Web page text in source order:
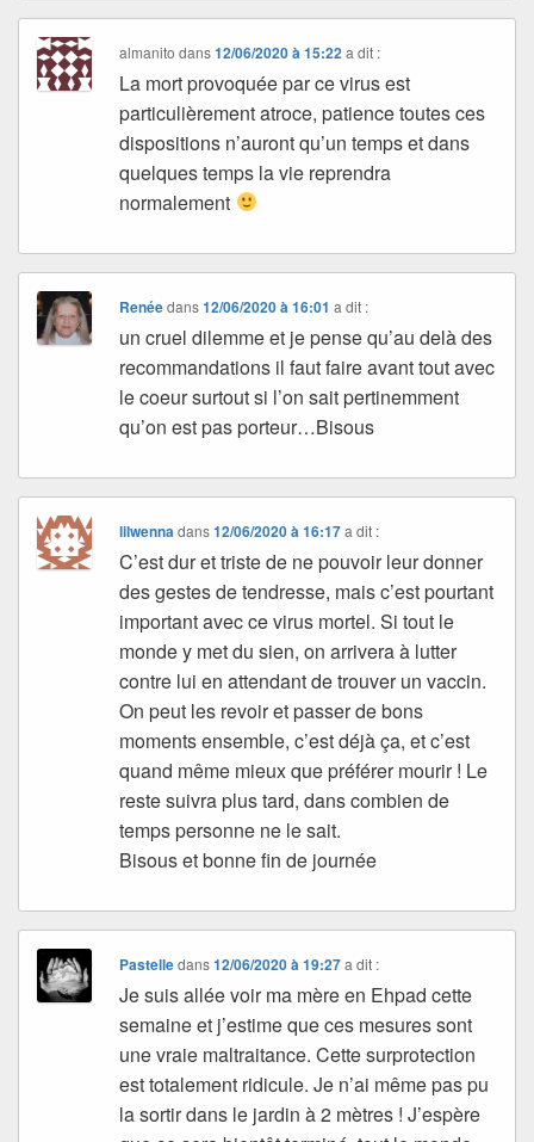
almanito dans12/06/2020 à 15:22 a dit :
La mort provoquée par ce virus est
particulièrement atroce, patience toutes ces
dispositions n’auront qu’un temps et dans
quelques temps la vie reprendra
normalement
Renéedans12/06/2020 à 16:01 a dit :
un cruel dilemme et je pense qu’au delà des
recommandations il faut faire avant tout avec
le coeur surtout si l’on sait pertinemment
qu’on est pas porteur…Bisous
lilwenna dans12/06/2020 à 16:17 a dit :
C’est dur et triste de ne pouvoir leur donner
des gestes de tendresse, mais c’est pourtant
important avec ce virus mortel. Si tout le
monde y met du sien, on arrivera à lutter
contre lui en attendant de trouver un vaccin.
On peut les revoir et passer de bons
moments ensemble, c’est déjà ça, et c’est
quand même mieux que préférer mourir ! Le
reste suivra plus tard, dans combien de
temps personne ne le sait.
Bisous et bonne fin de journée
Pastelledans12/06/2020 à 19:27 a dit :
Je suis allée voir ma mère en Ehpad cette
semaine et j’estime que ces mesures sont
une vraie maltraitance. Cette surprotection
est totalement ridicule. Je n’ai même pas pu
la sortir dans le jardin à 2 mètres ! J’espère